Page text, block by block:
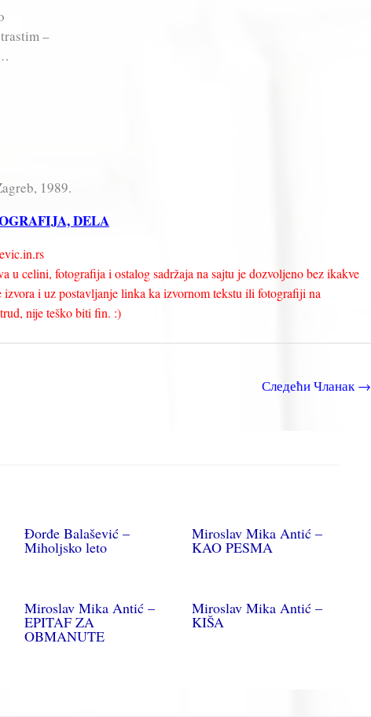
–
1989.
DELA
u celini, fotografija i ostalog sadržaja na sajtu je dozvoljeno bez ikakve
izvora i uz postavljanje linka ka izvornom tekstu ili fotografiji na
nije teško biti fin. :)
Следећи Чланак →
Đorđe Balašević –
Miholjsko leto
Miroslav Mika Antić –
KAO PESMA
Miroslav Mika Antić –
EPITAF ZA
OBMANUTE
Miroslav Mika Antić –
KIŠA